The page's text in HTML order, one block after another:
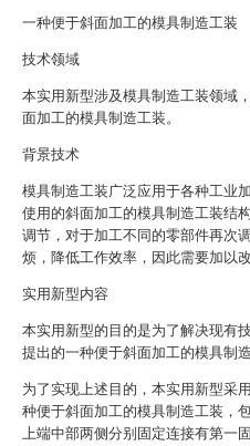
一种便于斜面加工的模具制造工装
技术领域
本实用新型涉及模具制造工装领域
面加工的模具制造工装。
背景技术
模具制造工装广泛应用于各种工业
使用的斜面加工的模具制造工装结
调节，对于加工不同的零部件再次
烦，降低工作效率，因此需要加以改
实用新型内容
本实用新型的目的是为了解决现有
提出的一种便于斜面加工的模具制造
为了实现上述目的，本实用新型采
种便于斜面加工的模具制造工装，
上端中部两侧分别固定连接有第一